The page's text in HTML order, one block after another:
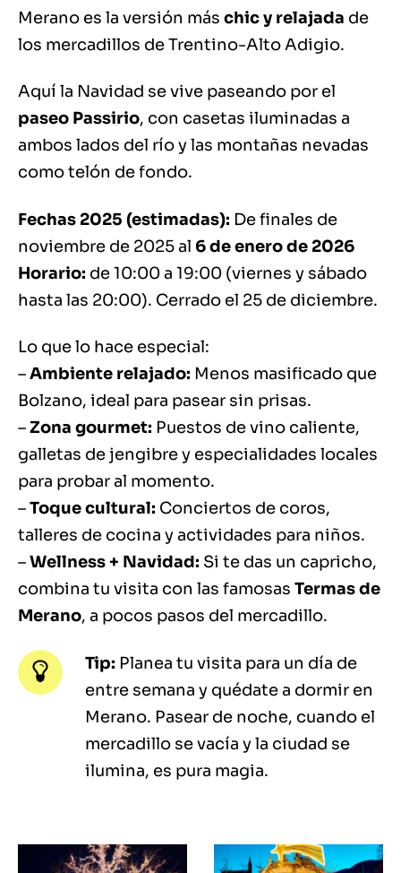
Merano es la versión más chic y relajada de
los mercadillos de Trentino-Alto Adigio.
Aquí la Navidad se vive paseando por el
paseo Passirio, con casetas iluminadas a
ambos lados del río y las montañas nevadas
como telón de fondo.
Fechas 2025 (estimadas): De finales de
noviembre de 2025 al 6 de enero de 2026
Horario: de 10:00 a 19:00 (viernes y sábado
hasta las 20:00). Cerrado el 25 de diciembre.
Lo que lo hace especial:
–Ambiente relajado: Menos masificado que
Bolzano, ideal para pasear sin prisas.
–Zona gourmet: Puestos de vino caliente,
galletas de jengibre y especialidades locales
para probar al momento.
–Toque cultural: Conciertos de coros,
talleres de cocina y actividades para niños.
–Wellness + Navidad: Si te das un capricho,
combina tu visita con las famosas Termas de
Merano, a pocos pasos del mercadillo.
Tip: Planea tu visita para un día de
entre semana y quédate a dormir en
Merano. Pasear de noche, cuando el
mercadillo se vacía y la ciudad se
ilumina, es pura magia.